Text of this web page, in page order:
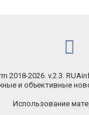
2018-2026. v.2.3.
и объективные
Использование